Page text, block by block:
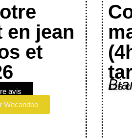
en jean
et
avis
Wecandoo
125 €